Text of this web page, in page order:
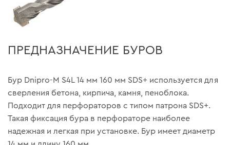
ПРЕДНАЗНАЧЕНИЕ БУРОВ
Бур Dnipro-M S4L 14 мм 160 мм SDS+ используется для
сверления бетона, кирпича, камня, пеноблока.
Подходит для перфораторов с типом патрона SDS+.
Такая фиксация бура в перфораторе наиболее
надежная и легкая при установке. Бур имеет диаметр